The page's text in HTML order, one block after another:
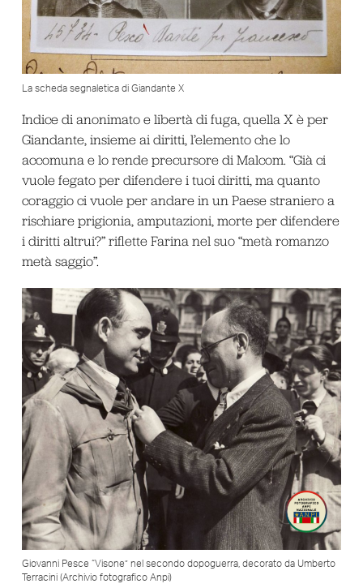
La scheda segnaletica di Giandante X
Indice di anonimato e libertà di fuga, quella X è per
Giandante, insieme ai diritti, l’elemento che lo
accomuna e lo rende precursore di Malcom. “Già ci
vuole fegato per difendere i tuoi diritti, ma quanto
coraggio ci vuole per andare in un Paese straniero a
rischiare prigionia, amputazioni, morte per difendere
i diritti altrui?” riflette Farina nel suo “metà romanzo
metà saggio”.
Giovanni Pesce “Visone” nel secondo dopoguerra, decorato da Umberto
Terracini (Archivio fotografico Anpi)